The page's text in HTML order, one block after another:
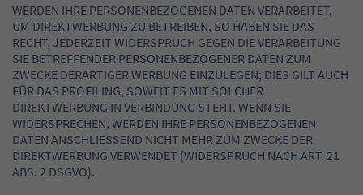
WERDEN IHRE PERSONENBEZOGENEN DATEN VERARBEITET,
UM DIREKTWERBUNG ZU BETREIBEN, SO HABEN SIE DAS
RECHT, JEDERZEIT WIDERSPRUCH GEGEN DIE VERARBEITUNG
SIE BETREFFENDER PERSONENBEZOGENER DATEN ZUM
ZWECKE DERARTIGER WERBUNG EINZULEGEN; DIES GILT AUCH
FÜR DAS PROFILING, SOWEIT ES MIT SOLCHER
DIREKTWERBUNG IN VERBINDUNG STEHT. WENN SIE
WIDERSPRECHEN, WERDEN IHRE PERSONENBEZOGENEN
DATEN ANSCHLIESSEND NICHT MEHR ZUM ZWECKE DER
DIREKTWERBUNG VERWENDET (WIDERSPRUCH NACH ART. 21
ABS. 2 DSGVO).